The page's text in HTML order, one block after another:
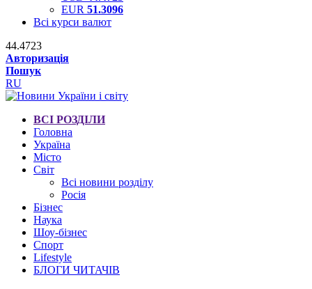
EUR 51.3096
Всі курси валют
44.4723
Авторизація
Пошук
RU
ВСІ РОЗДІЛИ
Головна
Україна
Місто
Світ
Всі новини розділу
Росія
Бізнес
Наука
Шоу-бізнес
Спорт
Lifestyle
БЛОГИ ЧИТАЧІВ